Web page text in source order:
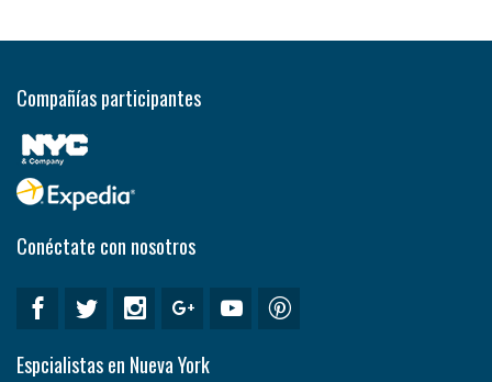
Compañías participantes
Conéctate con nosotros
Espcialistas en Nueva York